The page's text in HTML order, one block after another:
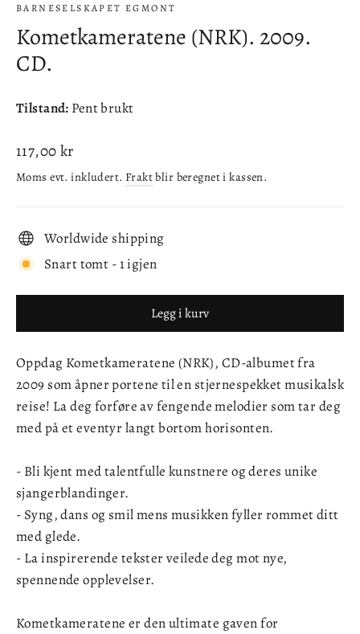
BARNESELSKAPET EGMONT
Kometkameratene (NRK). 2009.
CD.
Tilstand: Pent brukt
Ordinær
pris
117,00 kr
Moms evt. inkludert. Fraktblir beregnet i kassen.
Worldwide shipping
Snart tomt - 1 igjen
Legg i kurv
Oppdag Kometkameratene (NRK), CD-albumet fra
2009 som åpner portene til en stjernespekket musikalsk
reise! La deg forføre av fengende melodier som tar deg
med på et eventyr langt bortom horisonten.
- Bli kjent med talentfulle kunstnere og deres unike
sjangerblandinger.
- Syng, dans og smil mens musikken fyller rommet ditt
med glede.
- La inspirerende tekster veilede deg mot nye,
spennende opplevelser.
Kometkameratene er den ultimate gaven for